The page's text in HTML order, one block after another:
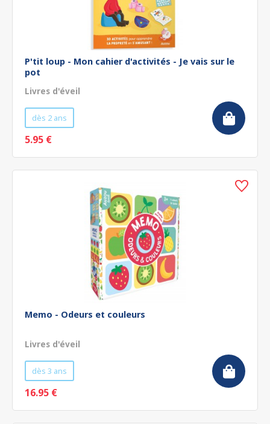
P'tit loup - Mon cahier d'activités - Je vais sur le
pot
Livres d'éveil
dès 2 ans
5.95 €
Memo - Odeurs et couleurs
Livres d'éveil
dès 3 ans
16.95 €